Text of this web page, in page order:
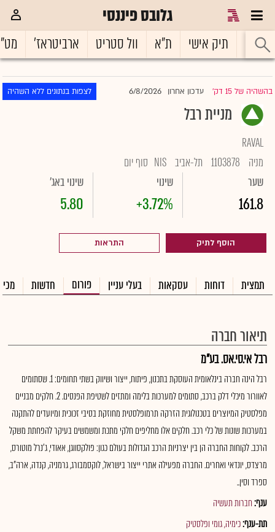
גלובס פיננסי
ראשי תיק אישי ת"א וול סטריט ארביטראז'
בהשהיה של 15 דק' |עדכון אחרון 6/8/2026 לצפות בנתונים ללא השהיה
מניית רבל
RAVAL
מניה
1103878 תל-אביב NIS סוף יום
שער
161.8
שינוי
+3.72%
שינוי באג'
5.80
הוסף לתיק התראות
תמצית דוחות עסקאות בעלי עניין פורום חדשות
תיאור חברה
רבל אי.סי.אס. בע"מ
רבל הינה חברה בינלאומית העוסקת בתכנון, פיתוח, ייצור ושיווק בשתי תחומים: 1. שסתומים
לאוורור מיכלי דלק ברכב, סתומים למערכות בלימה ומתזים לשטיפת הפנסים. 2. חלקים מבניים
מפלסטיק המיוצרים בטכנולוגית הזרקה תרמופלסטית מחוזקת בסיבי זכוכית ומיועדים להתקנה
במערכות שונות של כלי רכב. חלקים אלו מחליפים חלקי מתכת ומשמשים בעיקר להפחתת משקל
הרכב. לקוחות החברה הן בין יצרניות הרכב הגדולות בעולם כגון: פולקסווגן, אאודי, ג'נרל מוטורס,
מרצדס, יונדאי ואחרים. החברה מפעילה אתרי ייצור בישראל, לוקסמבורג, גרמניה, קנדה, ארה"ב,
ספרד וסין..
ענף:חברות תעשיה
תת-ענף:כימיה, גומי ופלסטיק